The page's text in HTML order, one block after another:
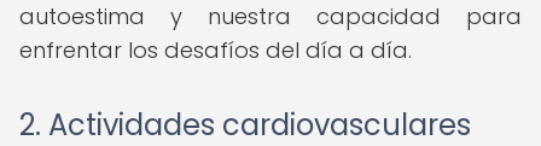
autoestima y nuestra capacidad para
enfrentar los desafíos del día a día.
2. Actividades cardiovasculares